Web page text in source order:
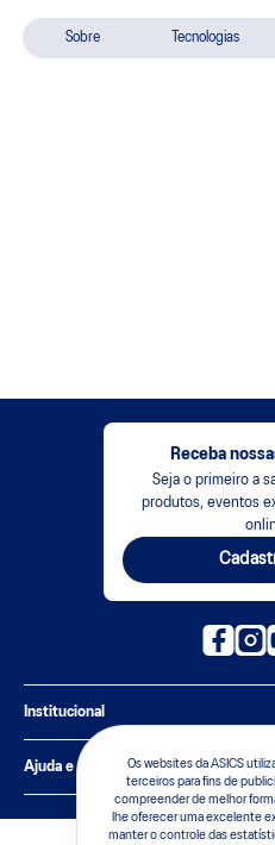
Os websites da ASICS
terceiros para fins de
compreender de melhor
lhe oferecer uma excelente
manter o controle das
Sobre Tecnologias
Receba
Seja o primeiro a
produtos, eventos
Institucional
Política de Privacidade
Sobre a ASICS
Ajuda e suporte
Central de Relacionamento